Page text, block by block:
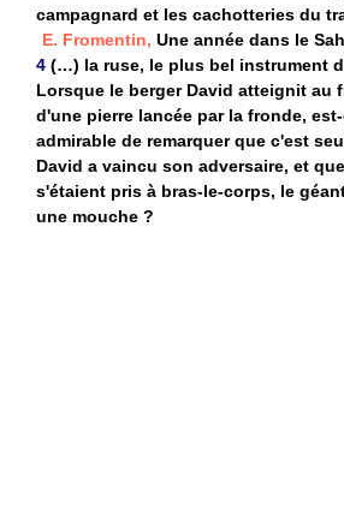
campagnard et les cachotteries du
E. Fromentin, Une année dans le
4 (…) la ruse, le plus bel instrument
Lorsque le berger David atteignit au
d'une pierre lancée par la fronde,
admirable de remarquer que c'est
David a vaincu son adversaire, et
s'étaient pris à bras-le-corps, le
une mouche ?